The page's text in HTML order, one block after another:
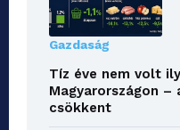
Gazdaság
Tíz éve nem volt
Magyarországon –
csökkent